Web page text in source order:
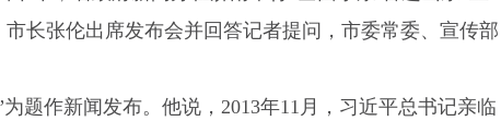
长张伦出席发布会并回答记者提问，市委常委、宣传部
题作新闻发布。他说，2013年11月，习近平总书记亲临